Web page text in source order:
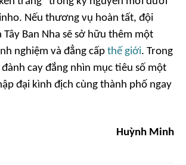
Nếu thương vụ hoàn tất, đội
Tây Ban Nha sẽ sở hữu thêm một
nghiệm và đẳng cấp thế giới. Trong
cay đắng nhìn mục tiêu số một
đại kình địch cùng thành phố ngay
Huỳnh Minh